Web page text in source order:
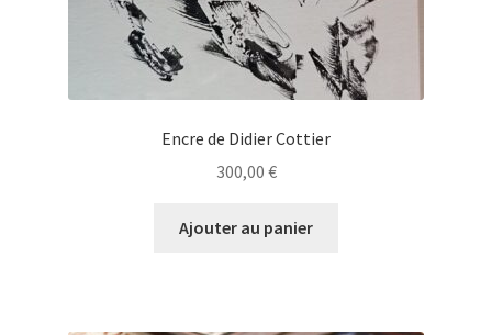
Encre de Didier Cottier
300,00 €
Ajouter au panier